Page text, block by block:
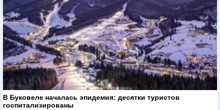
В Буковеле началась эпидемия: десятки туристов
госпитализированы